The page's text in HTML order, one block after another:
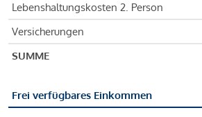
Lebenshaltungskosten 2. Person
Versicherungen
SUMME
Frei verfügbares Einkommen